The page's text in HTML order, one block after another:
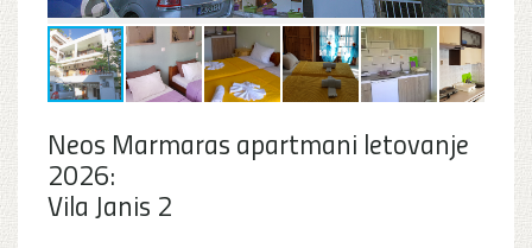
Neos Marmaras apartmani letovanje
2026:
Vila Janis 2